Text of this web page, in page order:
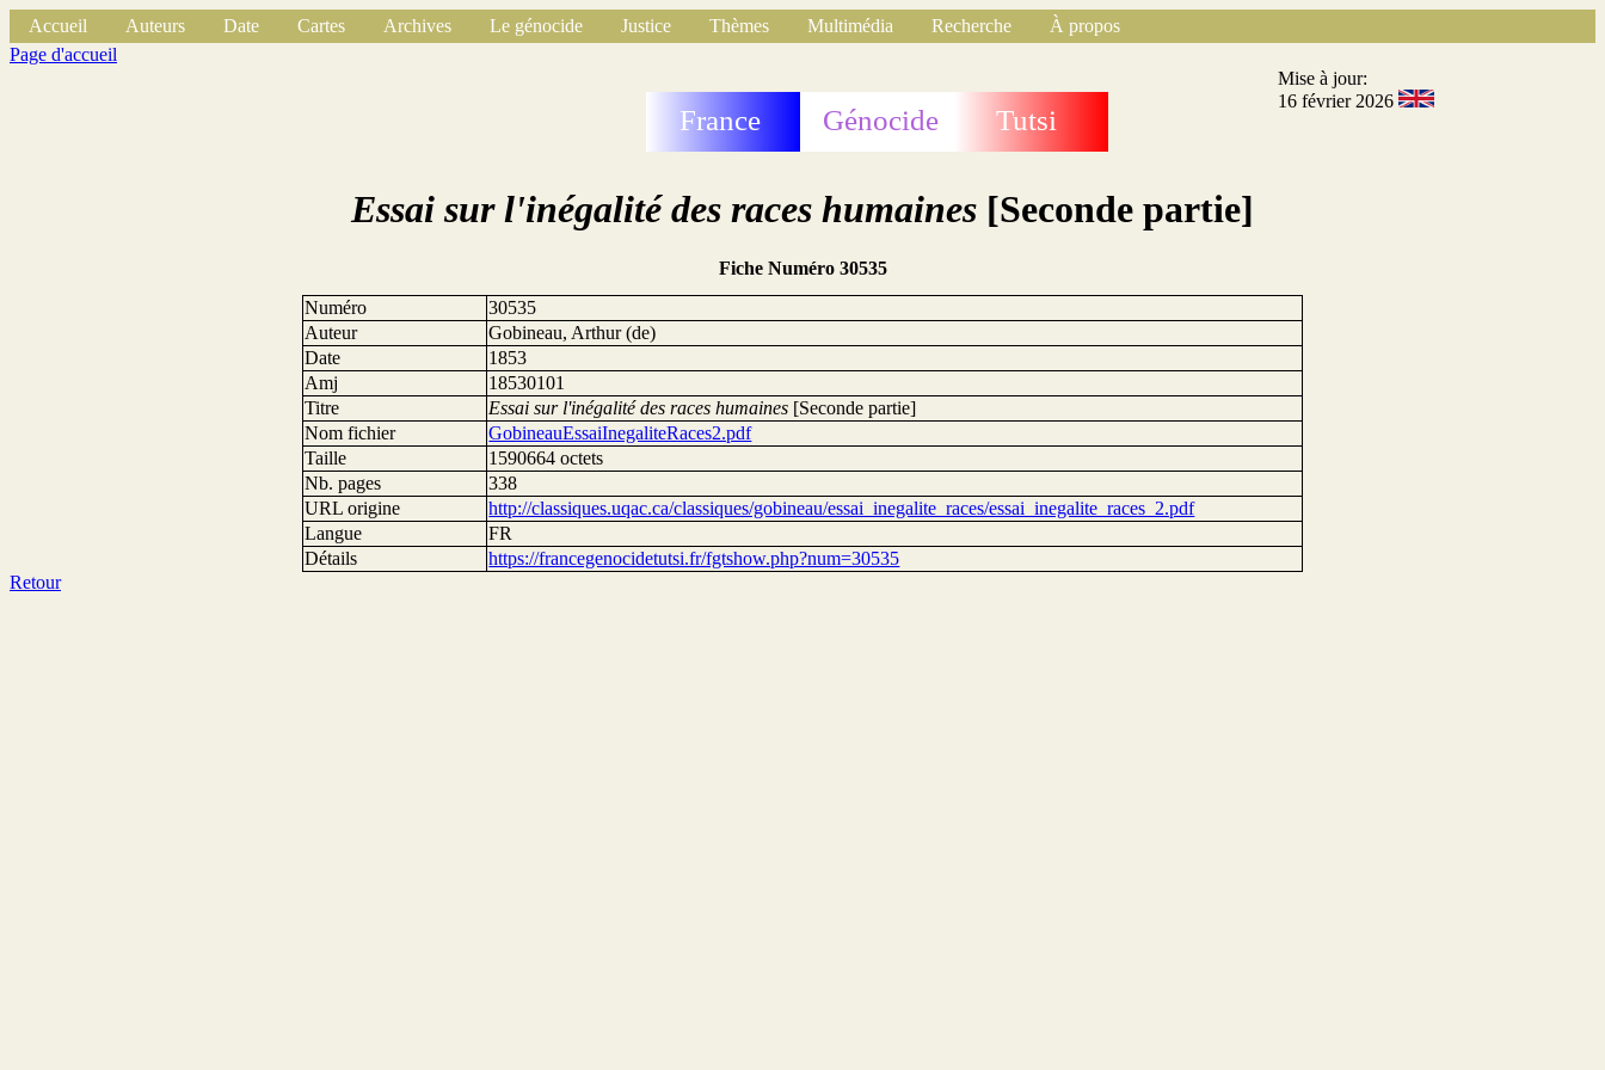
Accueil Auteurs Date Cartes Archives Le génocide Justice Thèmes Multimédia Recherche
À propos
Page d'accueil
France Génocide Tutsi
Mise à jour:
16 février 2026
Essai sur l'inégalité des races humaines [Seconde partie]
Fiche Numéro 30535
Numéro
30535
Auteur
Gobineau, Arthur (de)
Date
1853
Amj
18530101
Titre
Essai sur l'inégalité des races humaines [Seconde partie]
Nom fichier
GobineauEssaiInegaliteRaces2.pdf
Taille
1590664 octets
Nb. pages
338
URL origine
http://classiques.uqac.ca/classiques/gobineau/essai_inegalite_races/essai_inegalite_races_2.pdf
Langue
FR
Détails
https://francegenocidetutsi.fr/fgtshow.php?num=30535
Retour